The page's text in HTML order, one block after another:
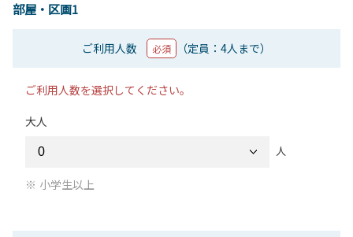
部屋・区画1
ご利用人数 必須 （定員：4人まで）
ご利用人数を選択してください。
大人
人
小学生以上